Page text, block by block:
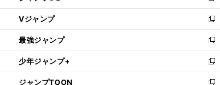
ウ
ィ
ン
ド
ウ
で
開
く
し
い
ウ
ィ
ン
ド
ウ
で
Vジャンプ
新
し
い
ウ
ィ
ン
ド
最強ジャンプ
新
し
い
ウ
少年ジャンプ+
新
し
ジャンプTOON